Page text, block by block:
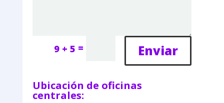
9 + 5 = Enviar
Ubicación de oficinas
centrales: